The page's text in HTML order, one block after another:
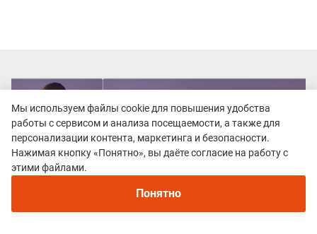
Мы используем файлы cookie для повышения удобства
работы с сервисом и анализа посещаемости, а также для
персонализации контента, маркетинга и безопасности.
Нажимая кнопку «Понятно», вы даёте согласие на работу с
этими файлами.
Понятно